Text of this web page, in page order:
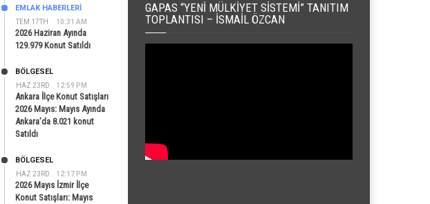
TEM 17TH 10:31 AM
EMLAK HABERLERI
2026 Haziran Ayında
129.979 Konut Satıldı
HAZ 23RD 12:59 PM
BÖLGESEL
Ankara İlçe Konut Satışları
2026 Mayıs: Mayıs Ayında
Ankara’da 8.021 konut
Satıldı
HAZ 23RD 12:17 PM
BÖLGESEL
2026 Mayıs İzmir İlçe
Konut Satışları: Mayıs
GAPAS “YENI MÜLKIYET SISTEMI” TANITIM
TOPLANTISI – İSMAIL ÖZCAN